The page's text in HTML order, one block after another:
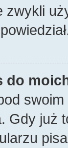
zwykli
do
Gdy już